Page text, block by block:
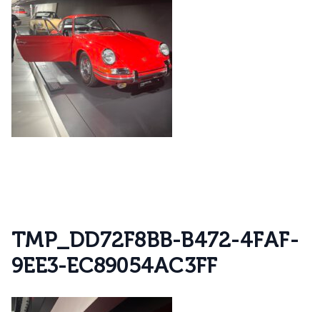
TMP_DD72F8BB-B472-4FAF-
9EE3-EC89054AC3FF